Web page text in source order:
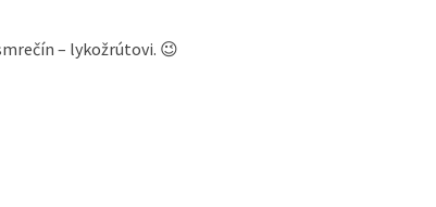
– lykožrútovi. 😉